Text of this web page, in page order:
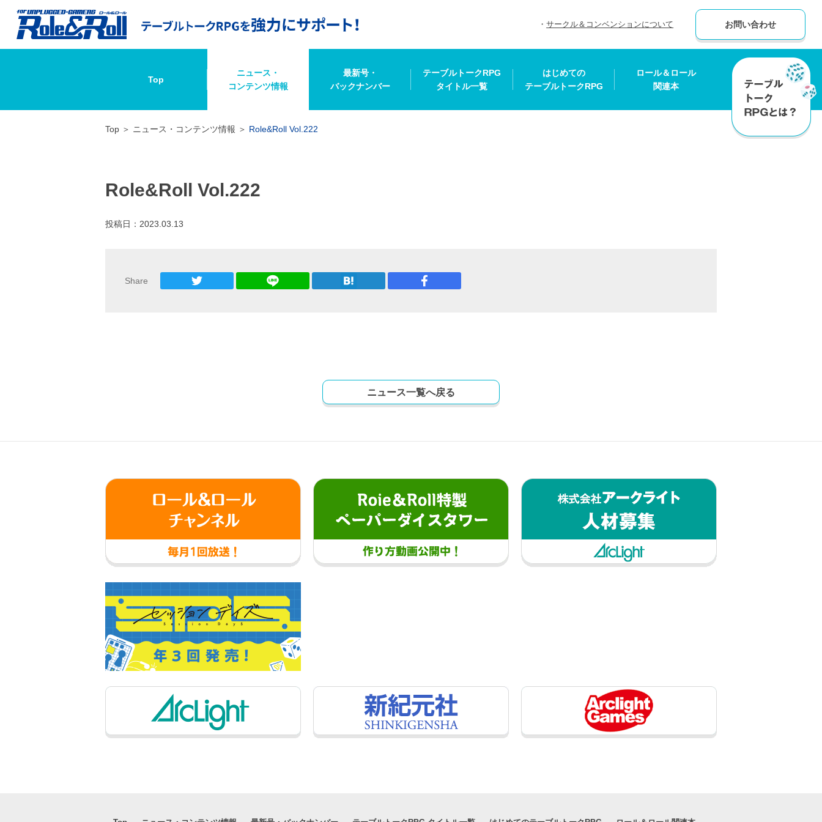
サークル＆コンベンションについて お問い合わせ
Top
ニュース・
コンテンツ情報
最新号・
バックナンバー
テーブルトークRPG
タイトル一覧
はじめての
テーブルトークRPG
ロール＆ロール
関連本
Top ニュース・コンテンツ情報 Role&Roll Vol.222
Role&Roll Vol.222
投稿日： 2023.03.13
Share
ニュース一覧へ戻る